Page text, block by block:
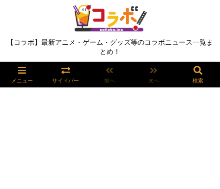
【コラボ】最新アニメ・ゲーム・グッズ等のコラボニュース一覧ま
とめ！
メニュー サイドバー 前へ 次へ 検索